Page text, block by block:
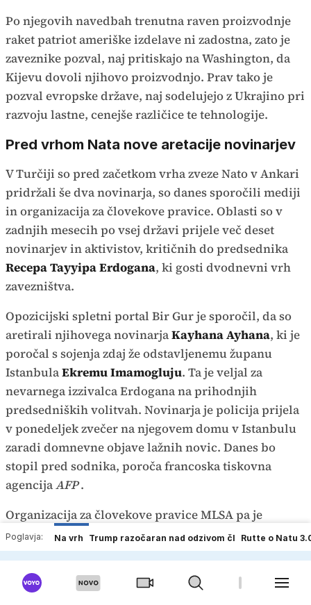
Po njegovih navedbah trenutna raven proizvodnje
raket patriot ameriške izdelave ni zadostna, zato je
zaveznike pozval, naj pritiskajo na Washington, da
Kijevu dovoli njihovo proizvodnjo. Prav tako je
pozval evropske države, naj sodelujejo z Ukrajino pri
razvoju lastne, cenejše različice te tehnologije.
Pred vrhom Nata nove aretacije novinarjev
V Turčiji so pred začetkom vrha zveze Nato v Ankari
pridržali še dva novinarja, so danes sporočili mediji
in organizacija za človekove pravice. Oblasti so v
zadnjih mesecih po vsej državi prijele več deset
novinarjev in aktivistov, kritičnih do predsednika
Recepa Tayyipa Erdogana, ki gosti dvodnevni vrh
zavezništva.
Opozicijski spletni portal Bir Gur je sporočil, da so
aretirali njihovega novinarjaKayhana Ayhana, ki je
poročal s sojenja zdaj že odstavljenemu županu
IstanbulaEkremu Imamogluju. Ta je veljal za
nevarnega izzivalca Erdogana na prihodnjih
predsedniških volitvah. Novinarja je policija prijela
v ponedeljek zvečer na njegovem domu v Istanbulu
zaradi domnevne objave lažnih novic. Danes bo
stopil pred sodnika, poroča francoska tiskovna
agencijaAFP.
Organizacija za človekove pravice MLSA pa je
sporočila, da je policija prijela novinarja Hazarja
Dosta, ko je v Istanbulu kupoval živila. Prijeli so ga
zaradi sodelovanja na protestih leta 2018. Dosta so
sicer v tem primeru že oprostili, vendar se je
Poglavja: Na vrh Trump razočaran nad odzivom čl Rutte o Natu